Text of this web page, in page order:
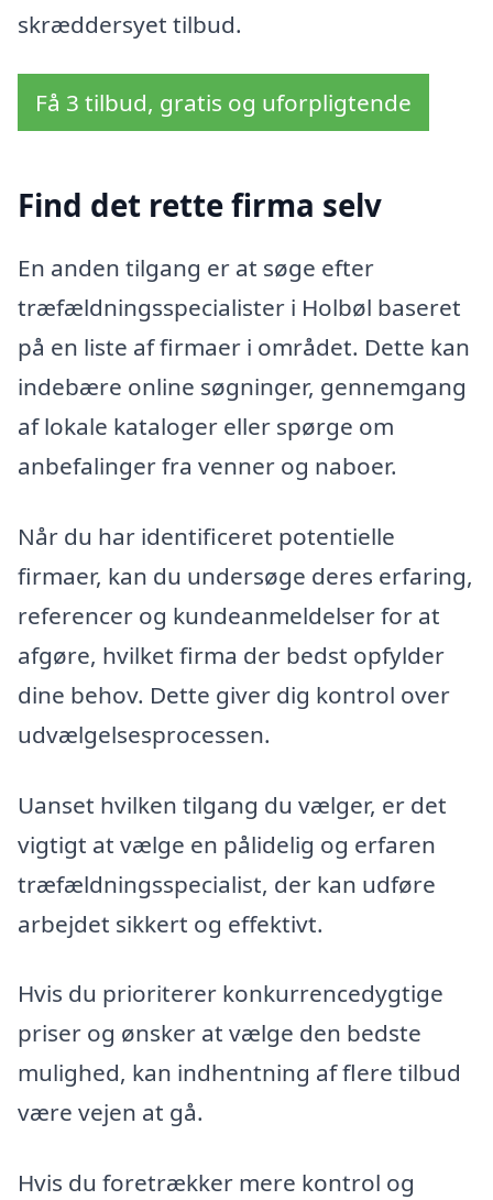
skræddersyet tilbud.
Få 3 tilbud, gratis og uforpligtende
Find det rette firma selv
En anden tilgang er at søge efter
træfældningsspecialister i Holbøl baseret
på en liste af firmaer i området. Dette kan
indebære online søgninger, gennemgang
af lokale kataloger eller spørge om
anbefalinger fra venner og naboer.
Når du har identificeret potentielle
firmaer, kan du undersøge deres erfaring,
referencer og kundeanmeldelser for at
afgøre, hvilket firma der bedst opfylder
dine behov. Dette giver dig kontrol over
udvælgelsesprocessen.
Uanset hvilken tilgang du vælger, er det
vigtigt at vælge en pålidelig og erfaren
træfældningsspecialist, der kan udføre
arbejdet sikkert og effektivt.
Hvis du prioriterer konkurrencedygtige
priser og ønsker at vælge den bedste
mulighed, kan indhentning af flere tilbud
være vejen at gå.
Hvis du foretrækker mere kontrol og